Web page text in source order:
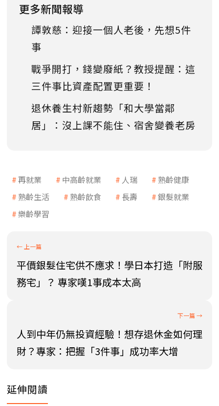
更多新聞報導
譚敦慈：迎接一個人老後，先想5件
事
戰爭開打，錢變廢紙？教授提醒：這
三件事比資產配置更重要！
退休養生村新趨勢「和大學當鄰
居」：沒上課不能住、宿舍變養老房
再就業 中高齡就業 人瑞
熟齡健康
熟齡生活
熟齡飲食 長壽
銀髮就業
樂齡學習
平價銀髮住宅供不應求！學日本打造「附服
務宅」？ 專家嘆1事成本太高
人到中年仍無投資經驗！想存退休金如何理
財？專家：把握「3件事」成功率大增
延伸閱讀